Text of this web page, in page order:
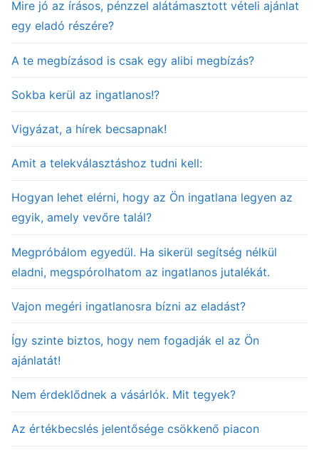
Mire jó az írásos, pénzzel alátámasztott vételi ajánlat
egy eladó részére?
A te megbízásod is csak egy alibi megbízás?
Sokba kerül az ingatlanos!?
Vigyázat, a hírek becsapnak!
Amit a telekválasztáshoz tudni kell:
Hogyan lehet elérni, hogy az Ön ingatlana legyen az
egyik, amely vevőre talál?
Megpróbálom egyedül. Ha sikerül segítség nélkül
eladni, megspórolhatom az ingatlanos jutalékát.
Vajon megéri ingatlanosra bízni az eladást?
Így szinte biztos, hogy nem fogadják el az Ön
ajánlatát!
Nem érdeklődnek a vásárlók. Mit tegyek?
Az értékbecslés jelentősége csökkenő piacon